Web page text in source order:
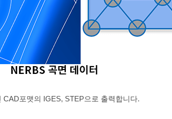
포맷의 IGES, STEP으로 출력합니다.